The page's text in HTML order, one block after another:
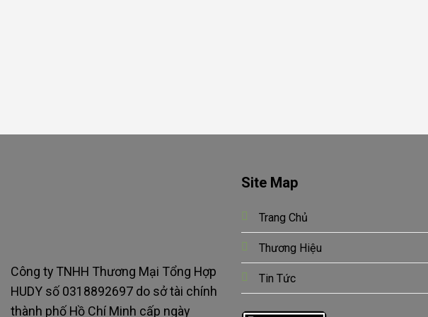
Công ty TNHH Thương Mại Tổng Hợp
HUDY số 0318892697 do sở tài chính
thành phố Hồ Chí Minh cấp ngày
Site Map
Trang Chủ
Thương Hiệu
Tin Tức